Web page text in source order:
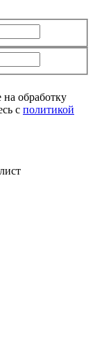
обработку
с политикой